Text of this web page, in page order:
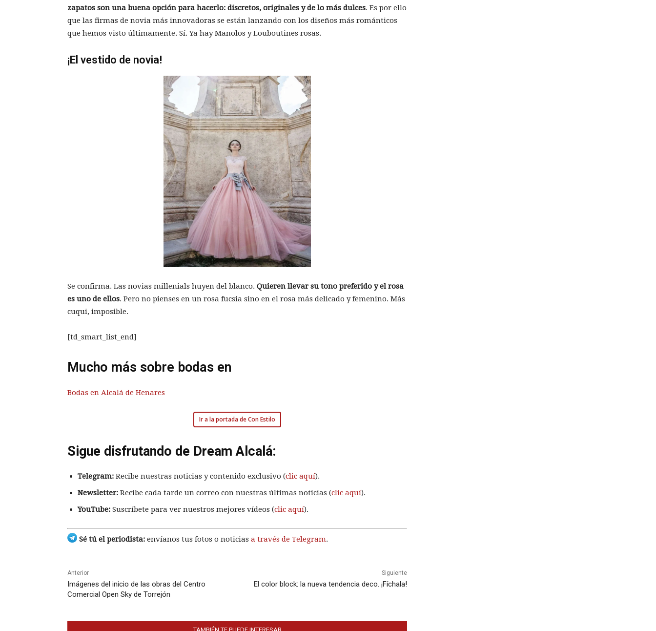
zapatos son una buena opción para hacerlo: discretos, originales y de lo más dulces. Es por ello
que las firmas de novia más innovadoras se están lanzando con los diseños más románticos
que hemos visto últimamente. Sí. Ya hay Manolos y Louboutines rosas.
¡El vestido de novia!
Se confirma. Las novias millenials huyen del blanco. Quieren llevar su tono preferido y el rosa
es uno de ellos. Pero no pienses en un rosa fucsia sino en el rosa más delicado y femenino. Más
cuqui, imposible.
[td_smart_list_end]
Mucho más sobre bodas en
Bodas en Alcalá de Henares
Ir a la portada de Con Estilo
Sigue disfrutando de Dream Alcalá:
Telegram: Recibe nuestras noticias y contenido exclusivo (clic aquí).
Newsletter: Recibe cada tarde un correo con nuestras últimas noticias (clic aquí).
YouTube: Suscríbete para ver nuestros mejores vídeos (clic aquí).
Sé tú el periodista: envíanos tus fotos o noticias a través de Telegram.
Anterior
Imágenes del inicio de las obras del Centro
Comercial Open Sky de Torrejón
Siguiente
El color block: la nueva tendencia deco. ¡Fíchala!